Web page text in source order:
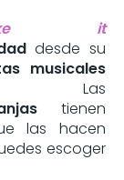
it
desde su
musicales
tienen
las hacen
escoger